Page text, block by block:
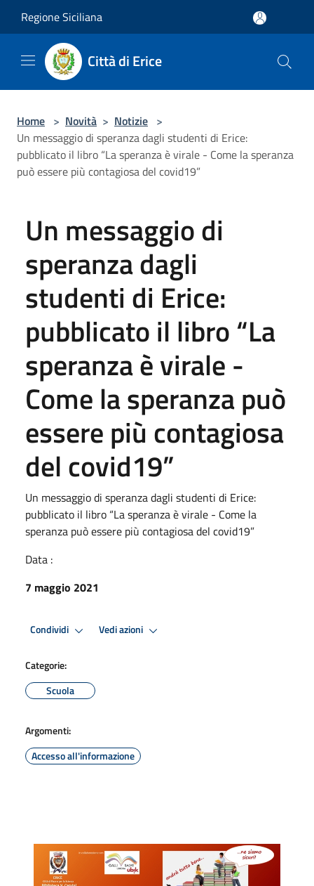
Regione Siciliana
Città di Erice
Home > Novità > Notizie >
Un messaggio di speranza dagli studenti di Erice:
pubblicato il libro “La speranza è virale - Come la speranza
può essere più contagiosa del covid19”
Un messaggio di
speranza dagli
studenti di Erice:
pubblicato il libro “La
speranza è virale -
Come la speranza può
essere più contagiosa
del covid19”
Un messaggio di speranza dagli studenti di Erice:
pubblicato il libro “La speranza è virale - Come la
speranza può essere più contagiosa del covid19”
Data :
7 maggio 2021
Condividi Vedi azioni
Categorie:
Scuola
Argomenti:
Accesso all'informazione